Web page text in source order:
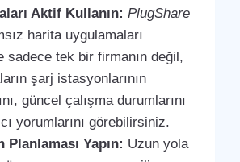
Aktif Kullanın: PlugShare
harita uygulamaları
sadece tek bir firmanın değil,
şarj istasyonlarının
güncel çalışma durumlarını
yorumlarını görebilirsiniz.
Planlaması Yapın: Uzun yola